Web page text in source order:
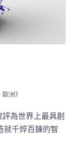
歐洲》
為世界上最具創
就千焠百鍊的智